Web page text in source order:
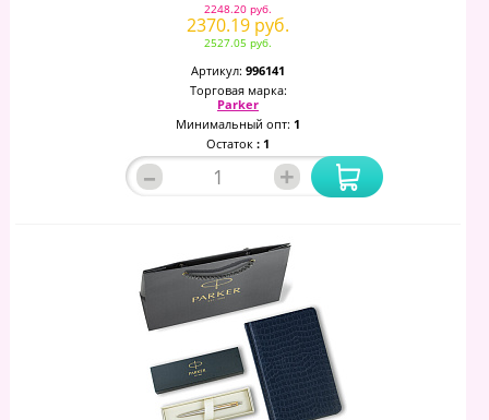
2248.20 руб.
2370.19 руб.
2527.05 руб.
Артикул: 996141
Торговая марка:
Parker
Минимальный опт: 1
Остаток : 1
– +